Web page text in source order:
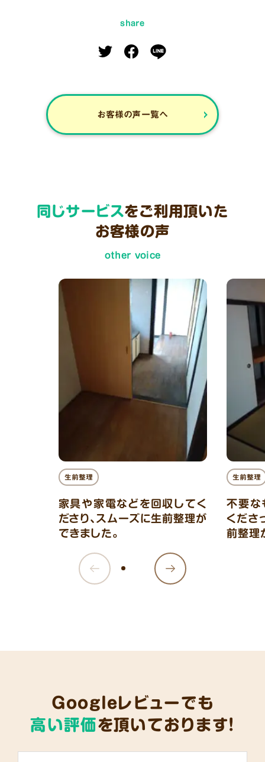
share
お客様の声一覧へ
同じサービスをご利用頂いた
お客様の声
other voice
生前整理
家具や家電などを回収してく
ださり、スムーズに生前整理が
できました。
生前整理
不要な
くださ
前整理
Googleレビューでも
高い評価を頂いております!